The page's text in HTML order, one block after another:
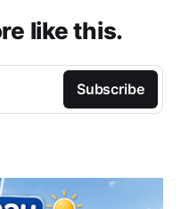
like this.
Subscribe